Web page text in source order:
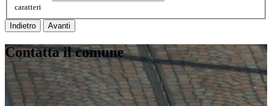
caratteri
Indietro Avanti
Contatta il comune